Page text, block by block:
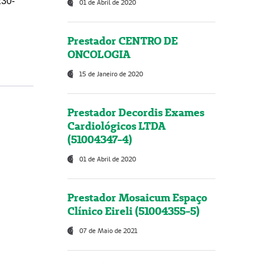
01 de Abril de 2020
Prestador CENTRO DE
ONCOLOGIA
15 de Janeiro de 2020
Prestador Decordis Exames
Cardiológicos LTDA
(51004347-4)
01 de Abril de 2020
Prestador Mosaicum Espaço
Clínico Eireli (51004355-5)
07 de Maio de 2021